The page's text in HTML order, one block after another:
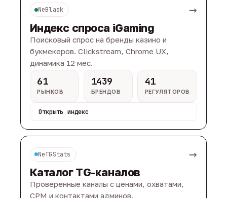
NeBlask →
Индекс спроса iGaming
Поисковый спрос на бренды казино и
букмекеров. Clickstream, Chrome UX,
динамика 12 мес.
61
РЫНКОВ
1439
БРЕНДОВ
41
РЕГУЛЯТОРОВ
Открыть индекс
NeTGStats →
Каталог TG-каналов
Проверенные каналы с ценами, охватами,
CPM и контактами админов.